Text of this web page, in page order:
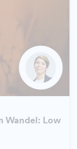
Wandel: Low